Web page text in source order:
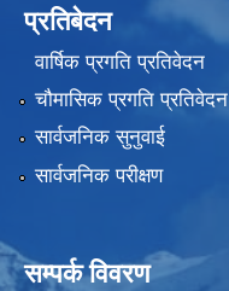
प्रतिबेदन
वार्षिक प्रगति प्रतिवेदन
चौमासिक प्रगति प्रतिवेदन
सार्वजनिक सुनुवाई
सार्वजनिक परीक्षण
सम्पर्क विवरण